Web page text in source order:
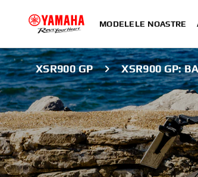
MODELELE NOASTRE
XSR900 GP XSR900 GP: